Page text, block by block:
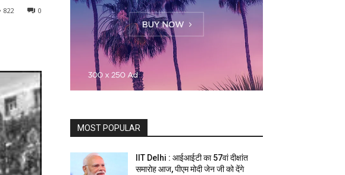
0
822
MOST POPULAR
IIT Delhi : आईआईटी का 57वां दीक्षांत
समारोह आज, पीएम मोदी जेन जी को देंगे